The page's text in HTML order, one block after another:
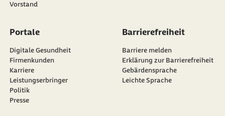
Vorstand
Portale
Digitale Gesundheit
Firmenkunden
Karriere
Leistungserbringer
Politik
Presse
Barrierefreiheit
Barriere melden
Erklärung zur Barrierefreiheit
Gebärdensprache
Leichte Sprache